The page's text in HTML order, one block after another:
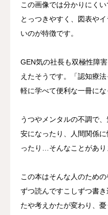
この画像では分かりにく
とっつきやすく、図表や
いのが特徴です。
GEN気の社長も双極性障
えたそうです。「認知療
軽に学べて便利な一冊にな
うつやメンタルの不調で
安になったり、人間関係
ったり…そんなことがあり
この本はそんな人のため
ずつ読んですこしずつ書
たや考えかたが変わり、